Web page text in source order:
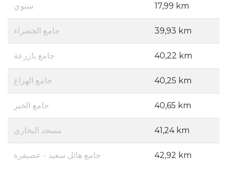
سنوي 17,99 km
جامع الخضراء 39,93 km
جامع بازرعة 40,22 km
جامع الهزاع 40,25 km
جامع الخير 40,65 km
مسجد البخاري 41,24 km
جامع هائل سعيد - عصيفرة 42,92 km